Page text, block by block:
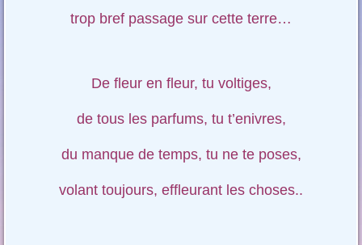
trop bref passage sur cette terre…
De fleur en fleur, tu voltiges,
de tous les parfums, tu t’enivres,
du manque de temps, tu ne te poses,
volant toujours, effleurant les choses..